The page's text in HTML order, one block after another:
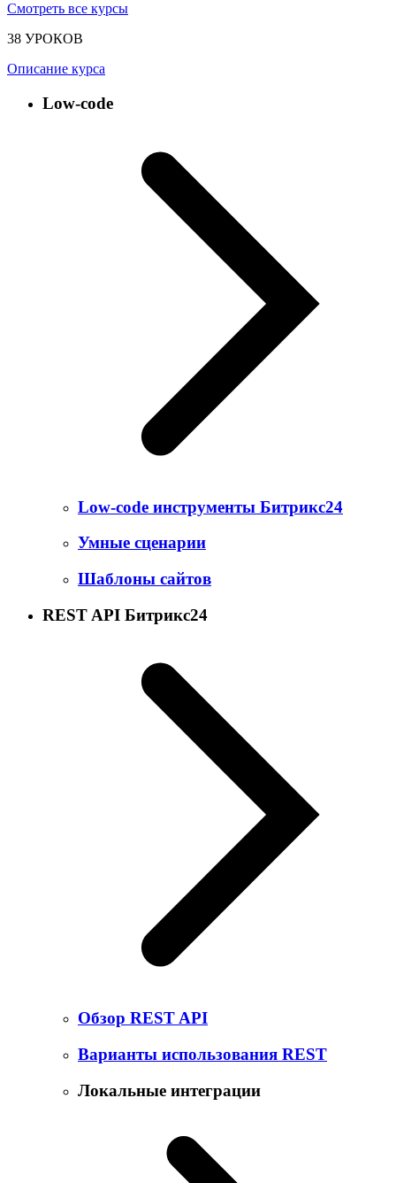
Смотреть все курсы
38 УРОКОВ
Описание курса
Low-code
Low-code инструменты Битрикс24
Умные сценарии
Шаблоны сайтов
REST API Битрикс24
Обзор REST API
Варианты использования REST
Локальные интеграции